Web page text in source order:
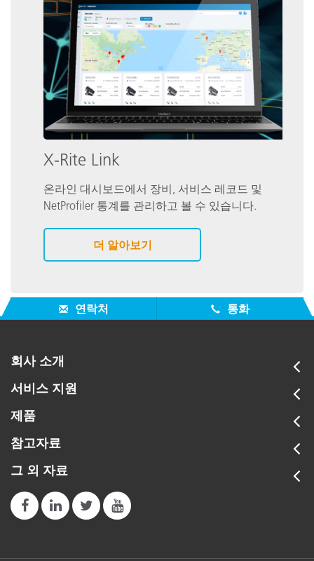
X-Rite Link
온라인 대시보드에서 장비, 서비스 레코드 및
NetProfiler 통계를 관리하고 볼 수 있습니다.
더 알아보기
연락처 통화
회사 소개
서비스 지원
제품
참고자료
그 외 자료